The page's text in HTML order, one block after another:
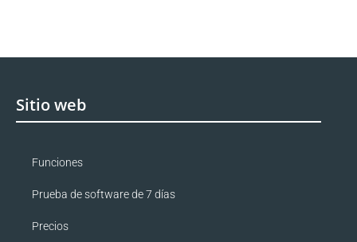
Sitio web
Funciones
Prueba de software de 7 días
Precios